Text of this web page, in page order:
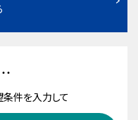
件を入力して